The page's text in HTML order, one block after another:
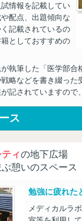
情報を記載してい
配点、出題傾向な
記載されているの
としておすすめの
執筆した「医学部合
略などを書き綴った
記されていますので
ス
ィの地下広場
憩いのスペース
勉強に疲れた
メディカルラ